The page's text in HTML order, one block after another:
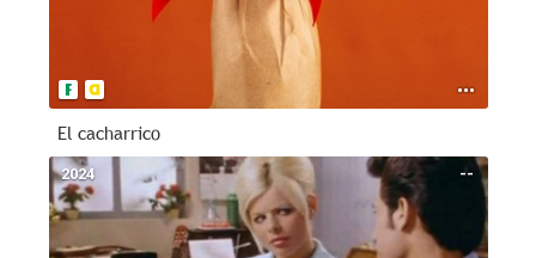
El cacharrico
--
2024